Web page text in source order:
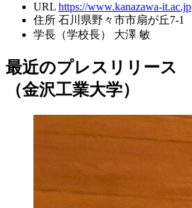
URL https://www.kanazawa-it.ac.jp
住所 石川県野々市市扇が丘7-1
学長（学校長）
大澤 敏
最近のプレスリリース
（金沢工業大学）